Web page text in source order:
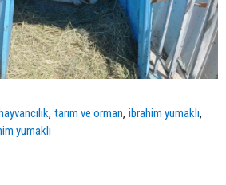
,tarım ve orman,ibrahim yumaklı,
yumaklı